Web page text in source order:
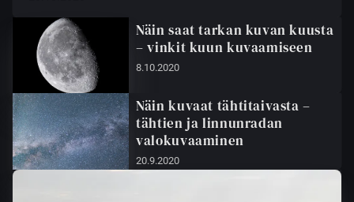
Näin saat tarkan kuvan kuusta
– vinkit kuun kuvaamiseen
8.10.2020
Näin kuvaat tähtitaivasta –
tähtien ja linnunradan
valokuvaaminen
20.9.2020